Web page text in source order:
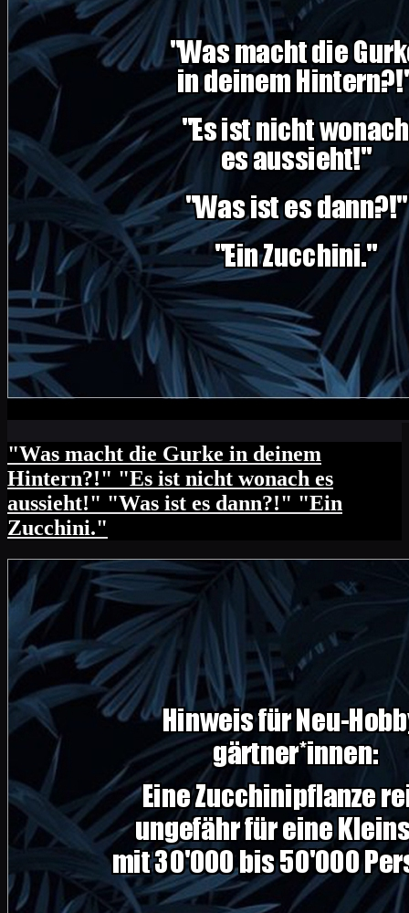
"Was macht die Gurke in deinem
Hintern?!" "Es ist nicht wonach es
aussieht!" "Was ist es dann?!" "Ein
Zucchini."